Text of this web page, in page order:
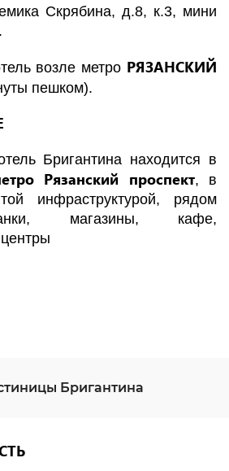
Скрябина, д.8, к.3, мини
возле метро РЯЗАНСКИЙ
пешком).
Бригантина находится в
Рязанский проспект, в
инфраструктурой, рядом
магазины, кафе,
Бригантина